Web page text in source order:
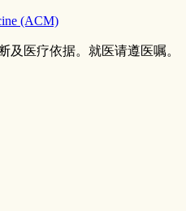
(ACM)
及医疗依据。就医请遵医嘱。